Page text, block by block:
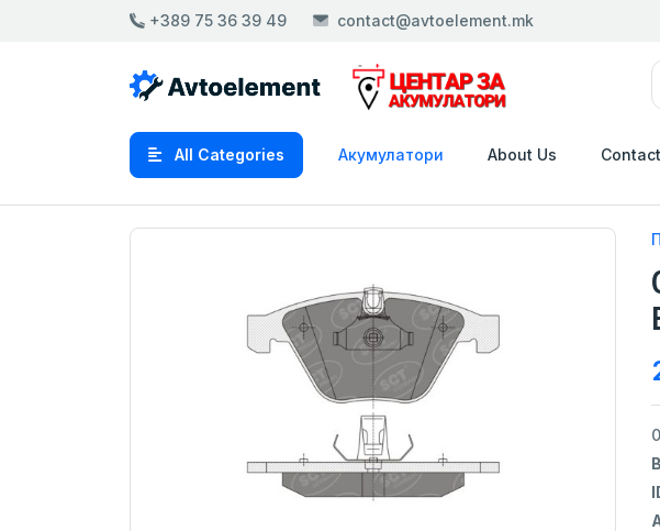
+389 75 36 39 49 contact@avtoelement.mk
All Categories Акумулатори About Us